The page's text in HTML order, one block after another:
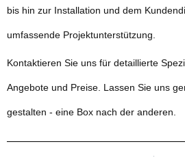
bis hin zur Installation und dem
umfassende Projektunterstützung.
Kontaktieren Sie uns für detaillierte
Angebote und Preise. Lassen Sie uns
gestalten - eine Box nach der anderen.